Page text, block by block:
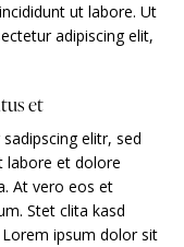
ut labore. Ut
adipiscing elit,
et
elitr, sed
labore et dolore
At vero eos et
Stet clita kasd
ipsum dolor sit